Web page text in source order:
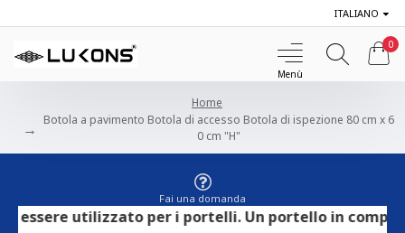
ITALIANO
0
Home
Botola a pavimento Botola di accesso Botola di ispezione 80 cm x 6
0 cm "H"
Fai una domanda
utilizzato per i portelli. Un portello in